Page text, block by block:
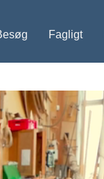
Fagligt